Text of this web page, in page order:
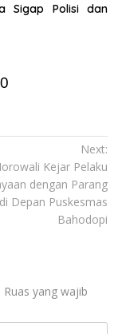
Sigap Polisi dan
Next:
Kejar Pelaku
dengan Parang
di Depan Puskesmas
Bahodopi
Ruas yang wajib